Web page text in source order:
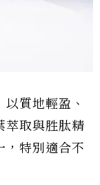
質地輕盈、
萃取與胜肽精
，特別適合不